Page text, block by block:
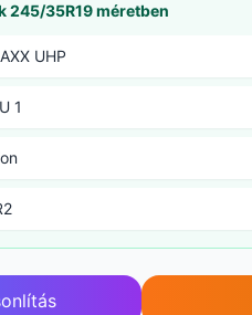
245/35R19 méretben
UHP
1